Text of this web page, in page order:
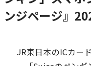
ンジページ』
JR東日本のICカー